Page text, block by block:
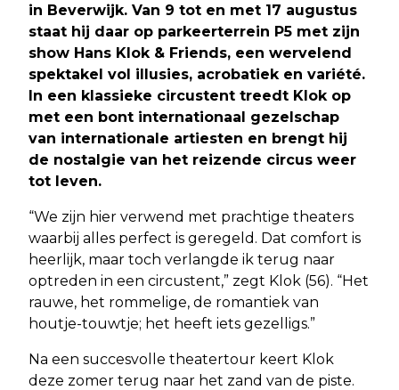
in Beverwijk. Van 9 tot en met 17 augustus
staat hij daar op parkeerterrein P5 met zijn
show Hans Klok & Friends, een wervelend
spektakel vol illusies, acrobatiek en variété.
In een klassieke circustent treedt Klok op
met een bont internationaal gezelschap
van internationale artiesten en brengt hij
de nostalgie van het reizende circus weer
tot leven.
“We zijn hier verwend met prachtige theaters
waarbij alles perfect is geregeld. Dat comfort is
heerlijk, maar toch verlangde ik terug naar
optreden in een circustent,” zegt Klok (56). “Het
rauwe, het rommelige, de romantiek van
houtje-touwtje; het heeft iets gezelligs.”
Na een succesvolle theatertour keert Klok
deze zomer terug naar het zand van de piste.